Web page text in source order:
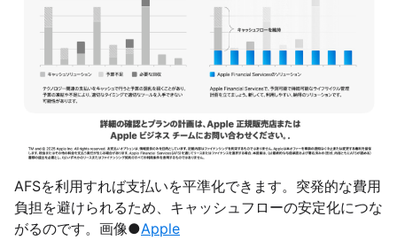
AFSを利用すれば支払いを平準化できます。突発的な費用
負担を避けられるため、キャッシュフローの安定化につな
がるのです。画像●Apple